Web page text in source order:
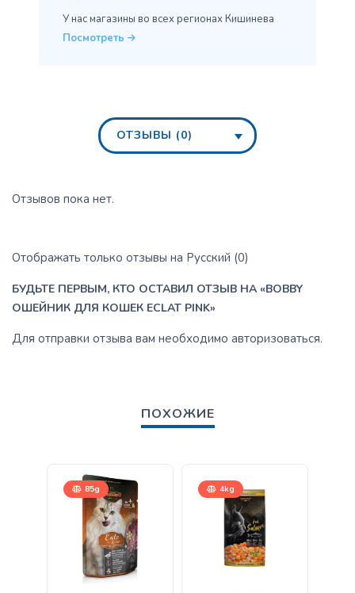
У нас магазины во всех регионах Кишинева
Посмотреть
ОТЗЫВЫ (0)
Отзывов пока нет.
Отображать только отзывы на Русский (0)
БУДЬТЕ ПЕРВЫМ, КТО ОСТАВИЛ ОТЗЫВ НА «BOBBY
ОШЕЙНИК ДЛЯ КОШЕК ECLAT PINK»
Для отправки отзыва вам необходимо авторизоваться.
ПОХОЖИЕ
85g 4kg